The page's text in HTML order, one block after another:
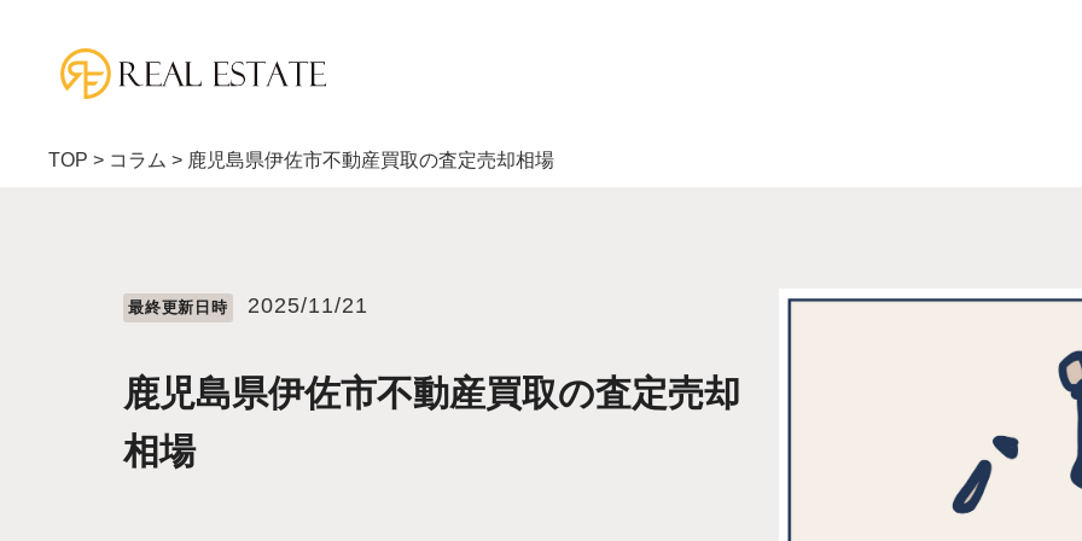
TOP > コラム > 鹿児島県伊佐市不動産買取の査定売却相場
最終更新⽇時 2025/11/21
鹿児島県伊佐市不動産買取の査定売却
相場